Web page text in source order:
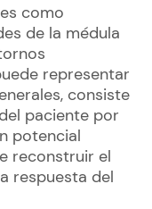
como
de la médula
representar
consiste
paciente por
potencial
reconstruir el
respuesta del